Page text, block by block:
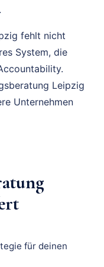
fehlt nicht
System, die
Leipzig
Unternehmen
für deinen